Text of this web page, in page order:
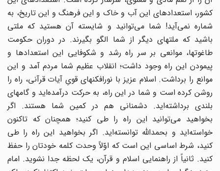
کشور، استعدادهاى این آب و خاک و این فرهنگ و این تاریخ، به
شماره نمى‌آید! شما مى‌توانید و شایسته آن هستید که ملتى
باشید که ملتهاى دیگر از شما الگو بگیرند. در دوران حکومت
طاغوتها، موانعى بر سر راه رشد و شکوفایى این استعدادها و
پیمودن این راه وجود داشت؛ انقلاب عظیم شما مردم آمد و این
موانع را برداشت. اسلام عزیز با نورافکنهاى قوىِ آیات قرآنى، راه را
روشن کرده است و شما در این راه، به حرکت درآمده‌اید و گامهاى
بلندى برداشته‌اید. دشمنانى هم در کمین شما هستند. اگر
بخواهید مى‌توانید این راه را طى کنید؛ همچنان که تاکنون
خواسته‌اید و بحمداللَّه توانسته‌اید. اگر بخواهید این راه را طى
کنید، شرط اساسى این است که اوّلاً وحدت کلمه خودتان را حفظ
کنید. ثانیاً از راهنمایى اسلام و قرآن، یک لحظه جدا نشوید. امام